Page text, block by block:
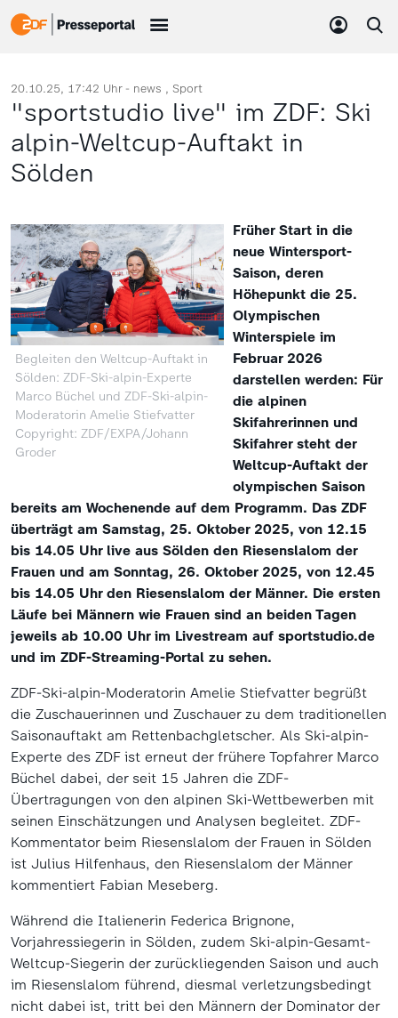
20.10.25, 17:42 Uhr - news Sport
"sportstudio live" im ZDF: Ski
alpin-Weltcup-Auftakt in
Sölden
Begleiten den Weltcup-Auftakt in
Sölden: ZDF-Ski-alpin-Experte
Marco Büchel und ZDF-Ski-alpin-
Moderatorin Amelie Stiefvatter
Copyright: ZDF/EXPA/Johann
Groder
Früher Start in die
neue Wintersport-
Saison, deren
Höhepunkt die 25.
Olympischen
Winterspiele im
Februar 2026
darstellen werden: Für
die alpinen
Skifahrerinnen und
Skifahrer steht der
Weltcup-Auftakt der
olympischen Saison
bereits am Wochenende auf dem Programm. Das ZDF
überträgt am Samstag, 25. Oktober 2025, von 12.15
bis 14.05 Uhr live aus Sölden den Riesenslalom der
Frauen und am Sonntag, 26. Oktober 2025, von 12.45
bis 14.05 Uhr den Riesenslalom der Männer. Die ersten
Läufe bei Männern wie Frauen sind an beiden Tagen
jeweils ab 10.00 Uhr im Livestream auf sportstudio.de
und im ZDF-Streaming-Portal zu sehen.
ZDF-Ski-alpin-Moderatorin Amelie Stiefvatter begrüßt
die Zuschauerinnen und Zuschauer zu dem traditionellen
Saisonauftakt am Rettenbachgletscher. Als Ski-alpin-
Experte des ZDF ist erneut der frühere Topfahrer Marco
Büchel dabei, der seit 15 Jahren die ZDF-
Übertragungen von den alpinen Ski-Wettbewerben mit
seinen Einschätzungen und Analysen begleitet. ZDF-
Kommentator beim Riesenslalom der Frauen in Sölden
ist Julius Hilfenhaus, den Riesenslalom der Männer
kommentiert Fabian Meseberg.
Während die Italienerin Federica Brignone,
Vorjahressiegerin in Sölden, zudem Ski-alpin-Gesamt-
Weltcup-Siegerin der zurückliegenden Saison und auch
im Riesenslalom führend, diesmal verletzungsbedingt
nicht dabei ist, tritt bei den Männern der Dominator der